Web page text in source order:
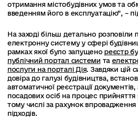
отримання містобудівних умов та
введенням його в експлуатацію”, –
На заході більш детально
електронну систему у сфері
рамках якої було запущено реєстр
публічний портал системи та
послуги на порталі Дія. Завдяки цій
довіра до галузі будівництва,
автоматичної реєстрації
посадових осіб на процес прийняття
тому числі за рахунок впровадження
підходів.